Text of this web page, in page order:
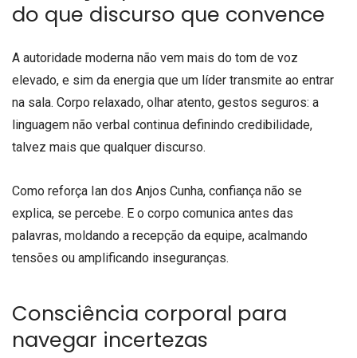
do que discurso que convence
A autoridade moderna não vem mais do tom de voz
elevado, e sim da energia que um líder transmite ao entrar
na sala. Corpo relaxado, olhar atento, gestos seguros: a
linguagem não verbal continua definindo credibilidade,
talvez mais que qualquer discurso.
Como reforça Ian dos Anjos Cunha, confiança não se
explica, se percebe. E o corpo comunica antes das
palavras, moldando a recepção da equipe, acalmando
tensões ou amplificando inseguranças.
Consciência corporal para
navegar incertezas